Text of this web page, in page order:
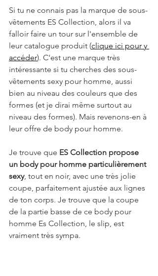
Si tu ne connais pas la marque de sous-
vêtements ES Collection, alors il va
falloir faire un tour sur l'ensemble de
leur catalogue produit (clique ici pour y
accéder). C'est une marque très
intéressante si tu cherches des sous-
vêtements sexy pour homme, aussi
bien au niveau des couleurs que des
formes (et je dirai même surtout au
niveau des formes). Mais revenons-en à
leur offre de body pour homme.
Je trouve que ES Collection propose
un body pour homme particulièrement
sexy, tout en noir, avec une très jolie
coupe, parfaitement ajustée aux lignes
de ton corps. Je trouve que la coupe
de la partie basse de ce body pour
homme Es Collection, le slip, est
vraiment très sympa.